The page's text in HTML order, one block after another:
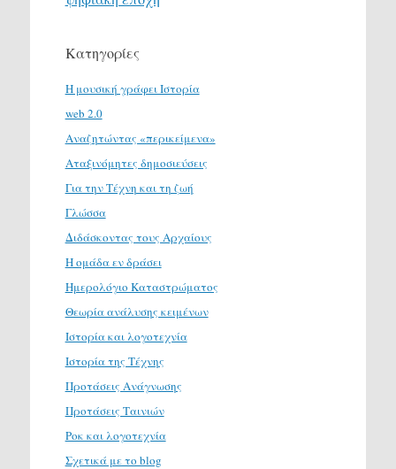
Κατηγορίες
H μουσική γράφει Ιστορία
web 2.0
Αναζητώντας «περικείμενα»
Αταξινόμητες δημοσιεύσεις
Για την Τέχνη και τη ζωή
Γλώσσα
Διδάσκοντας τους Αρχαίους
Η ομάδα εν δράσει
Ημερολόγιο Καταστρώματος
Θεωρία ανάλυσης κειμένων
Ιστορία και λογοτεχνία
Ιστορία της Τέχνης
Προτάσεις Ανάγνωσης
Προτάσεις Ταινιών
Ροκ και λογοτεχνία
Σχετικά με το blog